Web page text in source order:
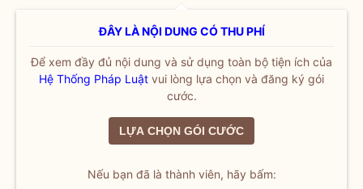
ĐÂY LÀ NỘI DUNG CÓ THU PHÍ
Để xem đầy đủ nội dung và sử dụng toàn bộ tiện ích của
Hệ Thống Pháp Luật vui lòng lựa chọn và đăng ký gói
cước.
LỰA CHỌN GÓI CƯỚC
Nếu bạn đã là thành viên, hãy bấm: